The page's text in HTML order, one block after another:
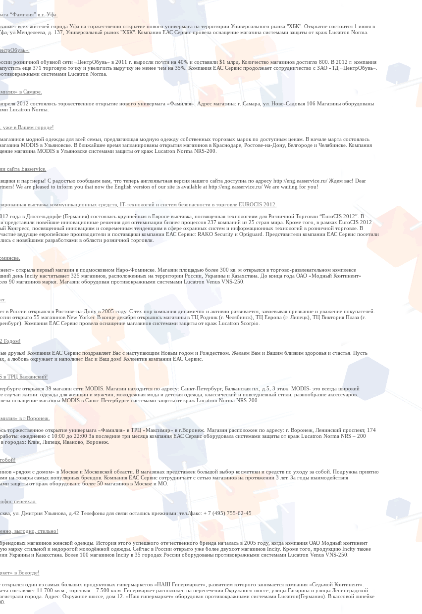
“Фамилия” в г. Уфа.
всех жителей города Уфа на торжественно открытие нового универмага на территории Универсального рынка "ХБК". Открытие состоится 1 июня в
ул.Менделеева, д. 137, Универсальный рынок "ХБК". Компания ЕАС Сервис провела оснащение магазина системами защиты от краж Lucatron Norma.
розничной обувной сети «ЦентрОбувь» в 2011 г. выросли почти на 40% и составили $1 млрд. Количество магазинов достигло 800. В 2012 г. компания
еще 371 торговую точку и увеличить выручку не менее чем на 35%. Компания ЕАС Сервис продолжает сотрудничество с ЗАО «ТД «ЦентрОбувь».
системами Lucatron Norma.
в Самаре.
2012 состоялось торжественное открытие нового универмага «Фамилия». Адрес магазина: г. Самара, ул. Ново-Садовая 106 Магазины оборудованы
Lucatron Norma.
уже в Вашем городе!
модной одежды для всей семьи, предлагающая модную одежду собственных торговых марок по доступным ценам. В начале марта состоялось
MODIS в Ульяновске. В ближайшее время запланированы открытия магазинов в Краснодаре, Ростове-на-Дону, Белгороде и Челябинске. Компания
магазина MODIS в Ульяновске системами защиты от краж Lucatron Norma NRS-200.
сайта Easservice.
и партнеры! С радостью сообщаем вам, что теперь англоязычная версия нашего сайта доступна по адресу http://eng.easservice.ru/ Ждем вас! Dear
We are pleased to inform you that now the English version of our site is available at http://eng.easservice.ru/ We are waiting for you!
выставка коммуникационных средств, IT-технологий и систем безопасности в торговле EUROCIS 2012.
года в Дюссельдорфе (Германия) состоялась крупнейшая в Европе выставка, посвященная технологиям для Розничной Торговли “EuroCIS 2012”. В
и представили новейшие инновационные решения для оптимизации бизнес процессов 237 компаний из 25 стран мира. Кроме того, в рамках EuroCIS 2012
Конгресс, посвященный инновациям и современным тенденциям в сфере охранных систем и информационных технологий в розничной торговле. В
ведущие европейские производители и поставщики компании ЕАС Сервис: RAKO Security и Optiguard. Представители компании ЕАС Сервис посетили
с новейшими разработками в области розничной торговли.
открыла первый магазин в подмосковном Наро-Фоминске. Магазин площадью более 300 кв. м открылся в торгово-развлекательном комплексе
день Incity насчитывает 325 магазинов, расположенных на территории России, Украины и Казахстана. До конца года ОАО «Модный Континент»
90 магазинов марки. Магазин оборудован противокражными системами Lucatron Venus VNS-250.
в России открылся в Ростове-на-Дону в 2005 году. С тех пор компания динамично и активно развивается, завоевывая признание и уважение покупателей.
открыто 55 магазинов New Yorker. В конце декабря открылись магазины в ТЦ Родник (г. Челябинск), ТЦ Европа (г. Липецк), ТЦ Виктория Плаза (г.
Компания ЕАС Сервис провела оснащение магазинов системами защиты от краж Lucatron Scorpio.
Годом!
друзья! Компания ЕАС Сервис поздравляет Вас с наступающим Новым годом и Рождеством. Желаем Вам и Вашим близким здоровья и счастья. Пусть
а любовь окружает и наполняет Вас и Ваш дом! Коллектив компании ЕАС Сервис.
в ТРЦ Балканский!
открылся 39 магазин сети MODIS. Магазин находится по адресу: Санкт-Петербург, Балканская пл., д.5, 3 этаж. MODIS- это всегда широкий
случаи жизни: одежда для женщин и мужчин, молодежная мода и детская одежда, классический и повседневный стили, разнообразие аксессуаров.
оснащение магазина MODIS в Санкт-Петербурге системами защиты от краж Lucatron Norma NRS-200.
в г.Воронеж.
торжественное открытие универмага «Фамилия» в ТРЦ «Максимир» в г.Воронеж. Магазин расположен по адресу: г. Воронеж, Ленинский проспект, 174
ежедневно с 10:00 до 22:00 За последние три месяца компания ЕАС Сервис оборудовала системами защиты от краж Lucatron Norma NRS – 200
городах: Клин, Липецк, Иваново, Воронеж.
«рядом с домом» в Москве и Московской области. В магазинах представлен большой выбор косметики и средств по уходу за собой. Подружка приятно
на товары самых популярных брендов. Компания ЕАС Сервис сотрудничает с сетью магазинов на протяжении 3 лет. За годы взаимодействия
защиты от краж оборудовано более 50 магазинов в Москве и МО.
переехал.
ул. Дмитрия Ульянова, д.42 Телефоны для связи остались прежними: тел./факс: + 7 (495) 755-62-45
выгодно, стильно!
магазинов женской одежды. История этого успешного отечественного бренда началась в 2005 году, когда компания ОАО Модный континент
марку стильной и недорогой молодёжной одежды. Сейчас в России открыто уже более двухсот магазинов Incity. Кроме того, продукцию Incity также
Украины и Казахстана. Более 100 магазинов Incity в 35 городах России оборудованы противокражными системами Lucatron Venus VNS-250.
в Вологде!
открылся один из самых больших продуктовых гипермаркетов «НАШ Гипермаркет», развитием которого занимается компания «Седьмой Континент».
составляет 11 700 кв.м., торговая – 7 500 кв.м. Гипермаркет расположен на пересечении Окружного шоссе, улицы Гагарина и улицы Ленинградской –
города. Адрес: Окружное шоссе, дом 12. «Наш гипермаркет» оборудован противокражными системами Lucatron(Германия). В кассовой линейке